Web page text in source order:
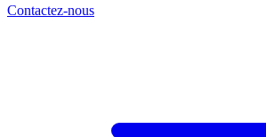
Contactez-nous